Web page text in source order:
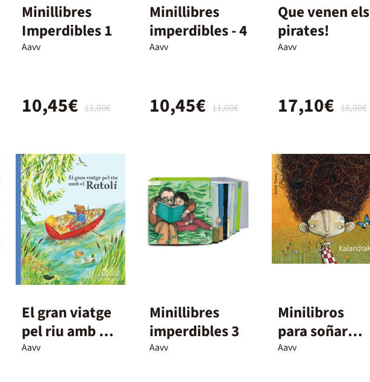
Minillibres
Imperdibles 1
Aavv
11,00€
10,45€
Minillibres
imperdibles - 4
Aavv
11,00€
10,45€
Que venen els
pirates!
Aavv
18,00€
17,10€
El gran viatge
pel riu amb el
Ratolí
Aavv
Minillibres
imperdibles 3
Aavv
Minilibros
para soñar
imperdibles 2
Aavv